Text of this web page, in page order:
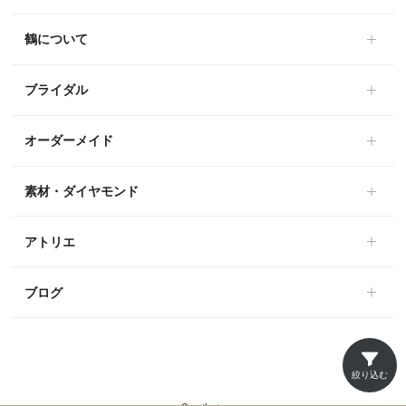
絞り込む
鶴について
ブライダル
オーダーメイド
素材・ダイヤモンド
アトリエ
ブログ